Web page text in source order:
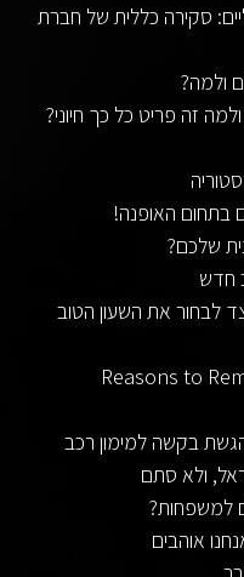
סקירה כללית של חברת
ולמה?
זה פריט כל כך חיוני?
בתחום האופנה!
שלכם?
חדש
לבחור את השעון הטוב
5 Reasons to
ולא סתם